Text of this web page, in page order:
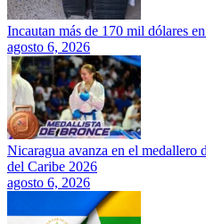
Incautan más de 170 mil dólares
agosto 6, 2026
Nicaragua avanza en el medallero
del Caribe 2026
agosto 6, 2026